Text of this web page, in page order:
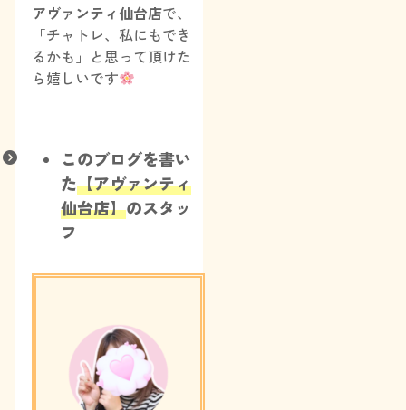
アヴァンティ仙台店で、
「チャトレ、私にもでき
るかも」と思って頂けた
ら嬉しいです
このブログを書い
た【アヴァンティ
仙台店】のスタッ
フ